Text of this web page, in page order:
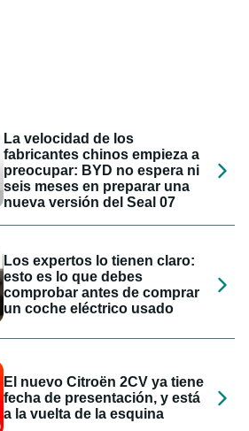
La velocidad de los
fabricantes chinos empieza a
preocupar: BYD no espera ni
seis meses en preparar una
nueva versión del Seal 07
Los expertos lo tienen claro:
esto es lo que debes
comprobar antes de comprar
un coche eléctrico usado
El nuevo Citroën 2CV ya tiene
fecha de presentación, y está
a la vuelta de la esquina